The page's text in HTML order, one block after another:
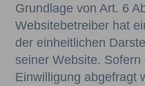
Grundlage von Art. 6
Websitebetreiber hat
der einheitlichen
seiner Website.
Einwilligung abgefragt